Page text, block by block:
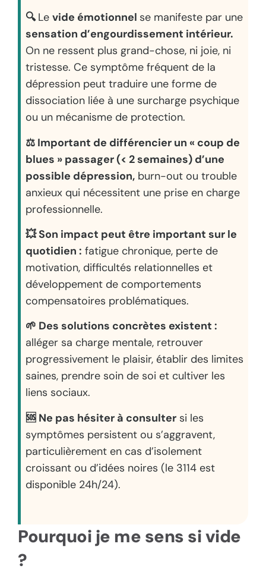
🔍Le vide émotionnel se manifeste par une
sensation d’engourdissement intérieur.
On ne ressent plus grand-chose, ni joie, ni
tristesse. Ce symptôme fréquent de la
dépression peut traduire une forme de
dissociation liée à une surcharge psychique
ou un mécanisme de protection.
⚖️ Important de différencier un « coup de
blues » passager (< 2 semaines) d’une
possible dépression,burn-out ou trouble
anxieux qui nécessitent une prise en charge
professionnelle.
💥 Son impact peut être important sur le
quotidien : fatigue chronique, perte de
motivation, difficultés relationnelles et
développement de comportements
compensatoires problématiques.
🌱 Des solutions concrètes existent :
alléger sa charge mentale, retrouver
progressivement le plaisir, établir des limites
saines, prendre soin de soi et cultiver les
liens sociaux.
🆘 Ne pas hésiter à consultersi les
symptômes persistent ou s’aggravent,
particulièrement en cas d’isolement
croissant ou d’idées noires (le 3114 est
disponible 24h/24).
Pourquoi je me sens si vide
?